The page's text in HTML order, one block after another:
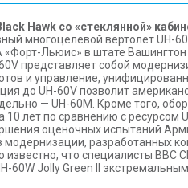
Hawk со «стеклянной»
многоцелевой вертолет UH-
Льюис» в штате
представляет собой
и управление,
до UH-60V позволит
— UH-60M. Кроме того,
10 лет по сравнению с ресурсом
оценочных испытаний
модернизации, разработанных
известно, что специалисты ВВС
60W Jolly Green II